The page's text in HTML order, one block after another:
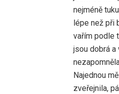
nejméně
lépe než při
vařím podle
jsou dobrá a
Najednou
zveřejnila,